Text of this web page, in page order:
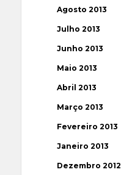
Agosto 2013
Julho 2013
Junho 2013
Maio 2013
Abril 2013
Março 2013
Fevereiro 2013
Janeiro 2013
Dezembro 2012